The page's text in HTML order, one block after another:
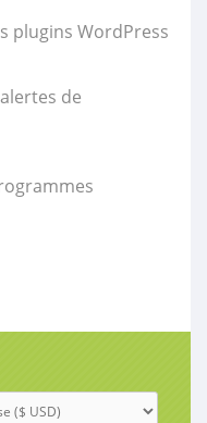
plugins WordPress
de